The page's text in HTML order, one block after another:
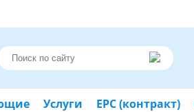
Услуги ЕРС (контракт)